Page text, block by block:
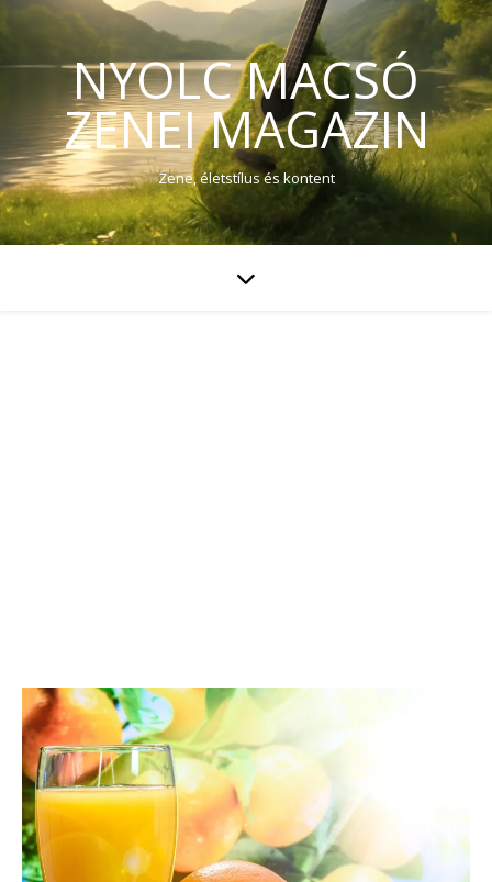
NYOLC MACSÓ
ZENEI MAGAZIN
Zene, életstílus és kontent